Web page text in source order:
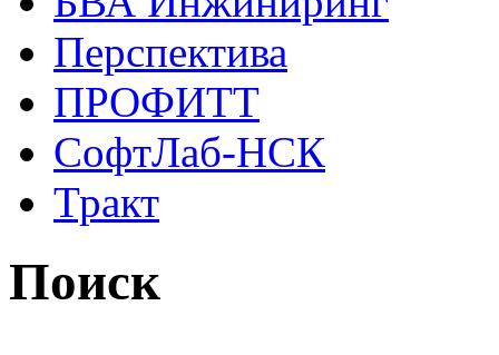
Перспектива
ПРОФИТТ
СофтЛаб-НСК
Тракт
Поиск